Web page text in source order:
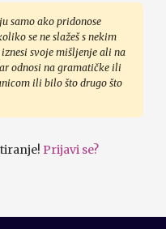
samo ako pridonose
se ne slažeš s nekim
svoje mišljenje ali na
odnosi na gramatičke ili
ili bilo što drugo što
Prijavi se?